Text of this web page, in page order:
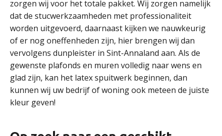
zorgen wij voor het totale pakket. Wij zorgen namelijk
dat de stucwerkzaamheden met professionaliteit
worden uitgevoerd, daarnaast kijken we nauwkeurig
of er nog oneffenheden zijn, hier brengen wij dan
vervolgens dunpleister in Sint-Annaland aan. Als de
gewenste plafonds en muren volledig naar wens en
glad zijn, kan het latex spuitwerk beginnen, dan
kunnen wij uw bedrijf of woning ook meteen de juiste
kleur geven!